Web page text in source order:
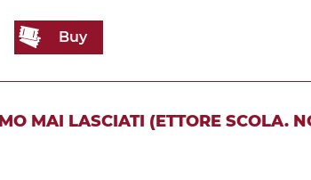
Buy
MAI LASCIATI (ETTORE SCOLA.